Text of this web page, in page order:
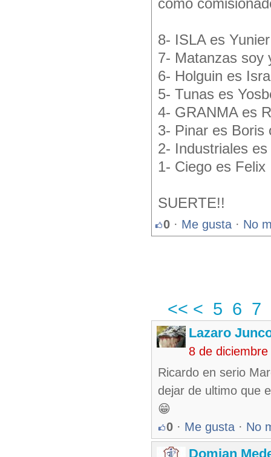
como
8- ISLA es Yunier
7- Matanzas soy
6- Holguin es
5- Tunas es
4- GRANMA es
3- Pinar es Boris
2- Industriales
1- Ciego es Felix
SUERTE!!
0 · Me gusta · No
<< < 5 6 7
Lazaro
8 de
Ricardo en serio
dejar de ultimo que
😁
0 · Me gusta · No
Domian